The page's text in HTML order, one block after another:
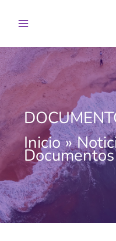
Inicio
Documentos